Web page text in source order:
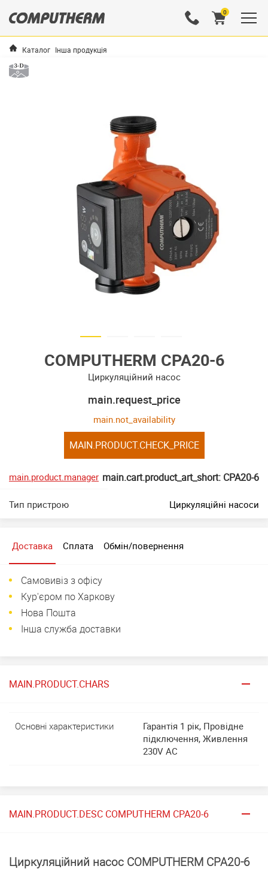
0
Каталог Інша продукція
COMPUTHERM CPA20-6
Циркуляційний насос
main.request_price
main.not_availability
MAIN.PRODUCT.CHECK_PRICE
main.product.manager main.cart.product_art_short: CPA20-6
Тип пристрою Циркуляційні насоси
Доставка Сплата Обмін/повернення
Самовивіз з офісу
Кур'єром по Харкову
Нова Пошта
Інша служба доставки
MAIN.PRODUCT.CHARS
Основні характеристики
Гарантія 1 рік, Провідне
підключення, Живлення
230V AC
MAIN.PRODUCT.DESC COMPUTHERM CPA20-6
Циркуляційний насос COMPUTHERM CPA20-6